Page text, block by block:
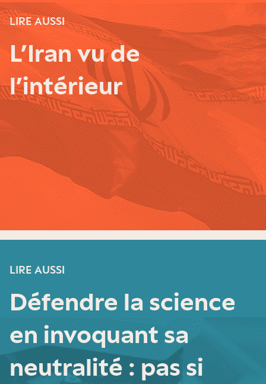
LIRE AUSSI
L’Iran vu de
l’intérieur
LIRE AUSSI
Défendre la science
en invoquant sa
neutralité : pas si